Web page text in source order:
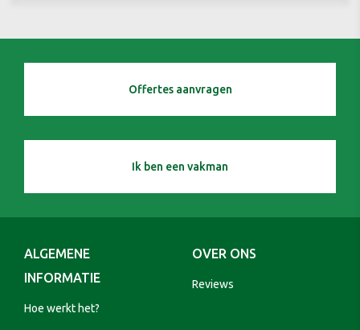
Offertes aanvragen
Ik ben een vakman
ALGEMENE
INFORMATIE
Hoe werkt het?
OVER ONS
Reviews